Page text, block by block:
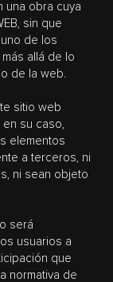
una obra cuya
sin que
de los
allá de lo
de la web.
sitio web
su caso,
elementos
a terceros, ni
ni sean objeto
será
usuarios a
que
normativa de